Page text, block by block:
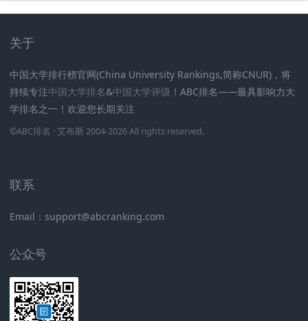
关于
中国大学排行榜官网(China University Rankings,简称CNUR)，将
持续专注中国大学排名&中国大学评级 ！ABC排名——最具影响力大
学排名之一！欢迎您长期关注
©ABC排名 · 艾布斯 2004-2026 All rights reserved.
联系
Email：support@abcranking.com
公众号